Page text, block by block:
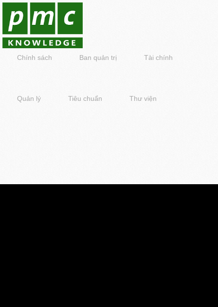
Chính sách Ban quản trị Tài chính
Quản lý Tiêu chuẩn Thư viện